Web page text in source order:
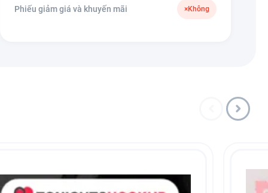
Phiếu giảm giá và khuyến mãi ×Không